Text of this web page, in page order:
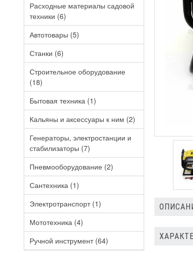
Расходные материалы садовой
техники (6)
Автотовары (5)
Станки (6)
Строительное оборудование
(18)
Бытовая техника (1)
Кальяны и аксессуары к ним (2)
Генераторы, электростанции и
стабилизаторы (7)
Пневмооборудование (2)
Сантехника (1)
Электротранспорт (1)
Мототехника (4)
Ручной инструмент (64)